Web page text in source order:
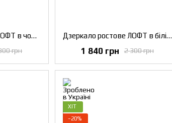
Дзеркало ростове ЛОФТ в чорній рамці
грн
Дзеркало ростове ЛОФТ в білій рамці
2 300 грн
1 840 грн
ХІТ
−20%